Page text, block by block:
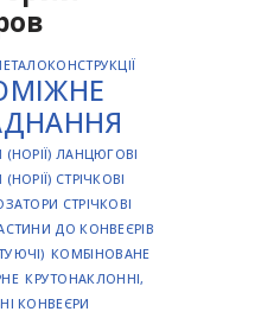
(НОРІЇ) ЛАНЦЮГОВІ
СТРІЧКОВІ
СТРІЧКОВІ
ДО КОНВЕЄРІВ
КОМБІНОВАНЕ
КРУТОНАКЛОННІ,
КОНВЕЄРИ